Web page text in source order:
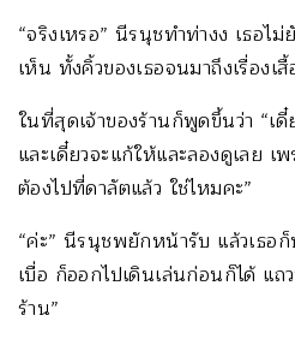
“จริงเหรอ” นีรนุชทำท่างง เธอไ
เห็น ทั้งคิ้วของเธอจนมาถึงเรื่องเสื้
ในที่สุดเจ้าของร้านก็พูดขึ้นว่า “เ
และเดี๋ยวจะแก้ให้และลองดูเลย
ต้องไปที่ดาลัตแล้ว ใช่ไหมคะ”
“ค่ะ” นีรนุชพยักหน้ารับ แล้วเธอ
เบื่อ ก็ออกไปเดินเล่นก่อนก็ได้ แ
ร้าน”